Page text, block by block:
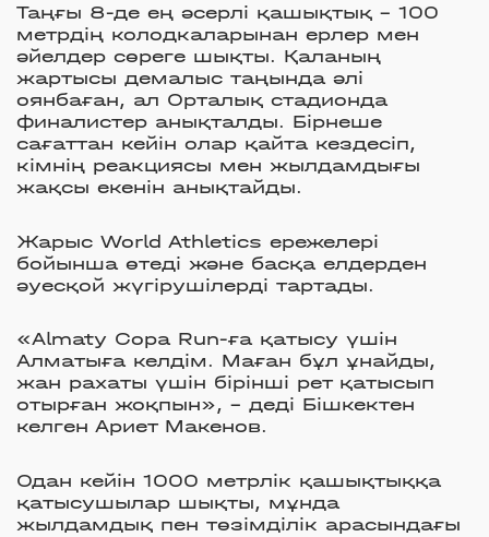
Таңғы 8-де ең әсерлі қашықтық - 100
метрдің колодкаларынан ерлер мен
әйелдер сөреге шықты. Қаланың
жартысы демалыс таңында әлі
оянбаған, ал Орталық стадионда
финалистер анықталды. Бірнеше
сағаттан кейін олар қайта кездесіп,
кімнің реакциясы мен жылдамдығы
жақсы екенін анықтайды.
Жарыс World Athletics ережелері
бойынша өтеді және басқа елдерден
әуесқой жүгірушілерді тартады.
«Almaty Copa Run-ға қатысу үшін
Алматыға келдім. Маған бұл ұнайды,
жан рахаты үшін бірінші рет қатысып
отырған жоқпын», - деді Бішкектен
келген Ариет Макенов.
Одан кейін 1000 метрлік қашықтыққа
қатысушылар шықты, мұнда
жылдамдық пен төзімділік арасындағы